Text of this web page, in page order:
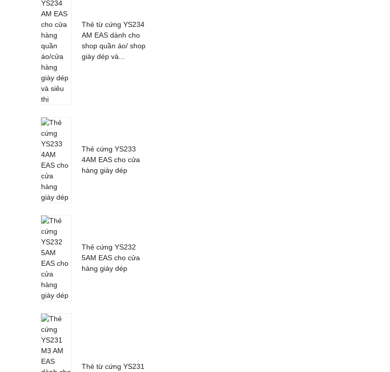
Thẻ từ cứng YS234
AM EAS dành cho
shop quần áo/ shop
giày dép và...
Thẻ cứng YS233
4AM EAS cho cửa
hàng giày dép
Thẻ cứng YS232
5AM EAS cho cửa
hàng giày dép
Thẻ từ cứng YS231